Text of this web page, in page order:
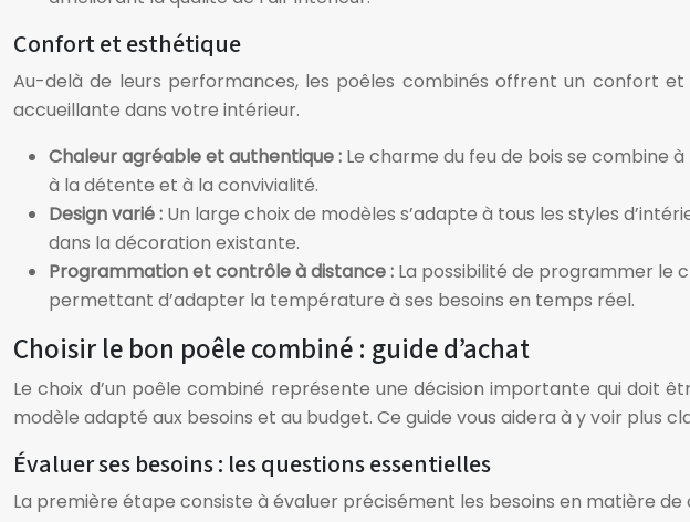
Confort et esthétique
Au-delà de leurs performances, les poêles combinés offrent un confort
accueillante dans votre intérieur.
Chaleur agréable et authentique : Le charme du feu de bois se combine
à la détente et à la convivialité.
Design varié : Un large choix de modèles s’adapte à tous les styles
dans la décoration existante.
Programmation et contrôle à distance : La possibilité de programmer le
permettant d’adapter la température à ses besoins en temps réel.
Choisir le bon poêle combiné : guide d’achat
Le choix d’un poêle combiné représente une décision importante qui doit
modèle adapté aux besoins et au budget. Ce guide vous aidera à y voir plus
Évaluer ses besoins : les questions essentielles
La première étape consiste à évaluer précisément les besoins en matière